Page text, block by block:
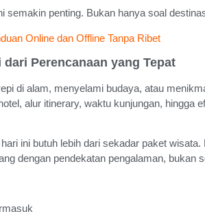
semakin penting. Bukan hanya soal
Online dan Offline Tanpa Ribet
Perencanaan yang Tepat
di alam, menyelami budaya, atau
alur itinerary, waktu kunjungan,
ini butuh lebih dari sekadar paket
dengan pendekatan pengalaman, bukan